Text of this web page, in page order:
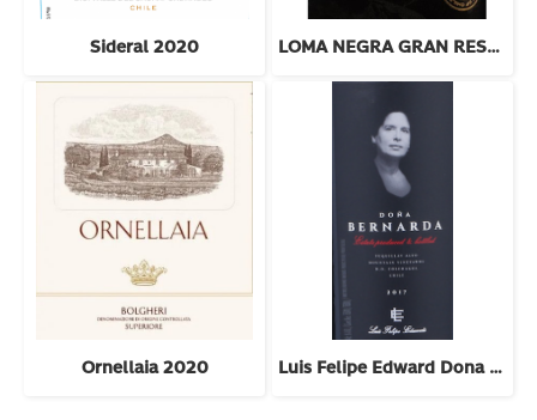
Sideral 2020 LOMA NEGRA GRAN RESERVA CAB SAUV 2022
Ornellaia 2020 Luis Felipe Edward Dona Bernarda 2018